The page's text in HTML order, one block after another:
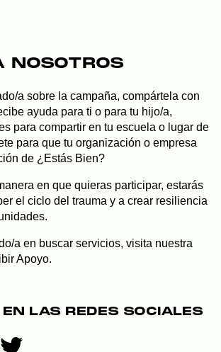
NOSOTROS
a sobre la campaña, compártela con
ayuda para ti o para tu hijo/a,
para compartir en tu escuela o lugar de
para que tu organización o empresa
de ¿Estás Bien?
en que quieras participar, estarás
el ciclo del trauma y a crear resiliencia
a en buscar servicios, visita nuestra
Apoyo.
LAS REDES SOCIALES